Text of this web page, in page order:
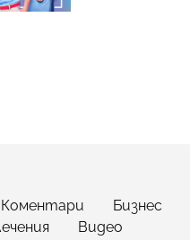
Коментари
Бизнес
Видео